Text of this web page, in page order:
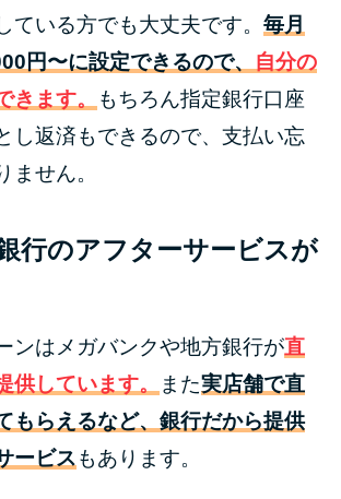
街金とは？絶対審査通る？借金
に悩む人へ街金をおすすめしな
い理由
質屋でお金を借りるには？年利
やシステムをカードローンと比
未成年でもお金を借りられる？
学生がお金を借りる方法は？親
へのバレにくさや将来への影響
を解説
ている方でも大丈夫です。 毎月
円〜に設定できるので、 自分の
きます。
もちろん指定銀行口座
し返済もできるので、支払い忘
ません。
行のアフターサービスが
ンはメガバンクや地方銀行が直
供しています。
また実店舗で直
もらえるなど、銀行だから提供
ービスもあります。